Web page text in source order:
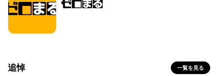
追悼 一覧を見る